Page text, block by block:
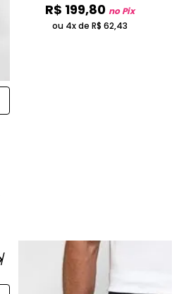
R$ 199,80 no Pix
ou 4x de R$ 62,43